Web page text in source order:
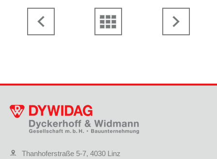
Thanhoferstraße 5-7, 4030 Linz